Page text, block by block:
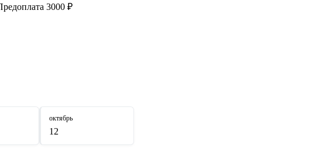
3000 ₽
октябрь
12